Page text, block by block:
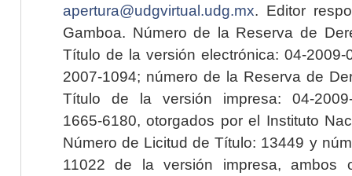
apertura@udgvirtual.udg.mx. Editor
Gamboa. Número de la Reserva de
Título de la versión electrónica: 04-2009-
2007-1094; número de la Reserva de
Título de la versión impresa: 04-2009-
1665-6180, otorgados por el Instituto
Número de Licitud de Título: 13449 y
11022 de la versión impresa, ambos